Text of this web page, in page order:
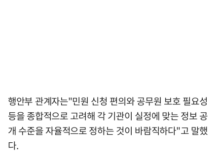
행안부 관계자는"민원 신청 편의와 공무원 보호 필요성
등을 종합적으로 고려해 각 기관이 실정에 맞는 정보 공
개 수준을 자율적으로 정하는 것이 바람직하다"고 말했
다.